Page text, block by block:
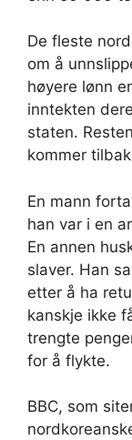
De fleste
om å
høyere lønn
inntekten
staten.
kommer
En mann
han var i en
En annen
slaver. Han
etter å ha
kanskje ikke
trengte
for å flykte.
BBC, som